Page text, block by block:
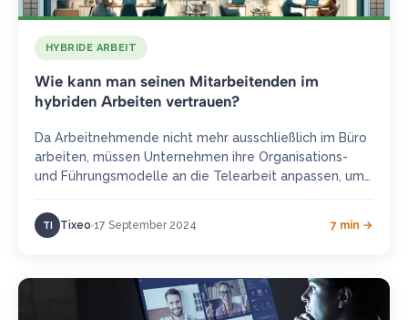
HYBRIDE ARBEIT
Wie kann man seinen Mitarbeitenden im
hybriden Arbeiten vertrauen?
Da Arbeitnehmende nicht mehr ausschließlich im Büro
arbeiten, müssen Unternehmen ihre Organisations-
und Führungsmodelle an die Telearbeit anpassen, um
Zusammenarbeit…
TI Tixeo 17 September 2024 7 min →